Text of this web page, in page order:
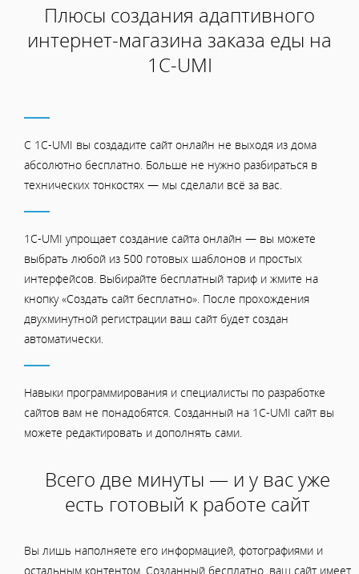
Плюсы создания адаптивного
интернет-магазина заказа еды на
1С-UMI
С 1C-UMI вы создадите сайт онлайн не выходя из дома
абсолютно бесплатно. Больше не нужно разбираться в
технических тонкостях — мы сделали всё за вас.
1C-UMI упрощает создание сайта онлайн — вы можете
выбрать любой из 500 готовых шаблонов и простых
интерфейсов. Выбирайте бесплатный тариф и жмите на
кнопку «Создать сайт бесплатно». После прохождения
двухминутной регистрации ваш сайт будет создан
автоматически.
Навыки программирования и специалисты по разработке
сайтов вам не понадобятся. Созданный на 1C-UMI сайт вы
можете редактировать и дополнять сами.
Всего две минуты — и у вас уже
есть готовый к работе сайт
Вы лишь наполняете его информацией, фотографиями и
остальным контентом. Созданный бесплатно, ваш сайт имеет